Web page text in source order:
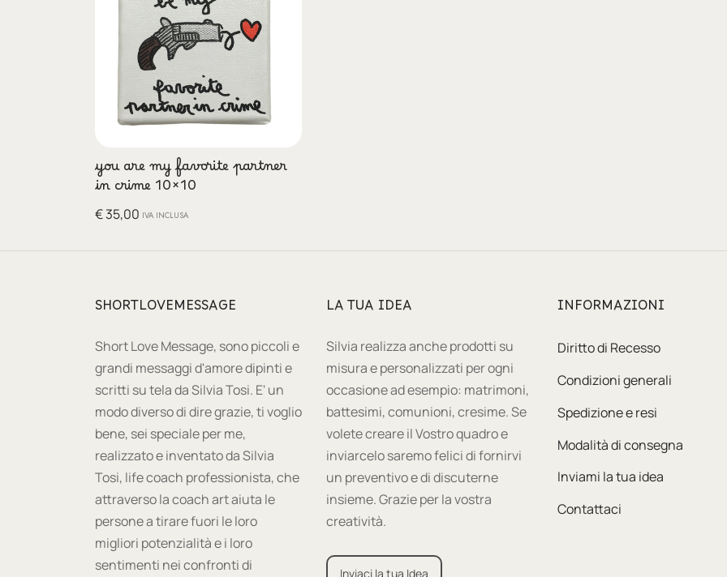
you are my favorite partner
in crime 10×10
€35,00 IVA INCLUSA
SHORTLOVEMESSAGE
Short Love Message, sono piccoli e
grandi messaggi d'amore dipinti e
scritti su tela da Silvia Tosi. E' un
modo diverso di dire grazie, ti voglio
bene, sei speciale per me,
realizzato e inventato da Silvia
Tosi, life coach professionista, che
attraverso la coach art aiuta le
persone a tirare fuori le loro
migliori potenzialità e i loro
sentimenti nei confronti di
LA TUA IDEA
Silvia realizza anche prodotti su
misura e personalizzati per ogni
occasione ad esempio: matrimoni,
battesimi, comunioni, cresime. Se
volete creare il Vostro quadro e
inviarcelo saremo felici di fornirvi
un preventivo e di discuterne
insieme. Grazie per la vostra
creatività.
Inviaci la tua Idea
INFORMAZIONI
Diritto di Recesso
Condizioni generali
Spedizione e resi
Modalità di consegna
Inviami la tua idea
Contattaci